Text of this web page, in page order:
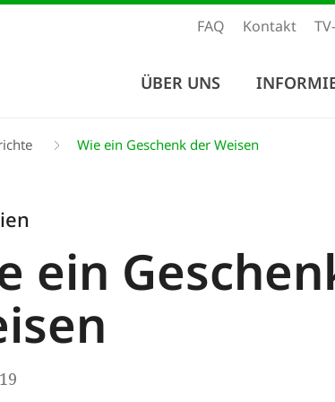
FAQ Kontakt
ÜBER UNS
Wie ein Geschenk der Weisen
ein